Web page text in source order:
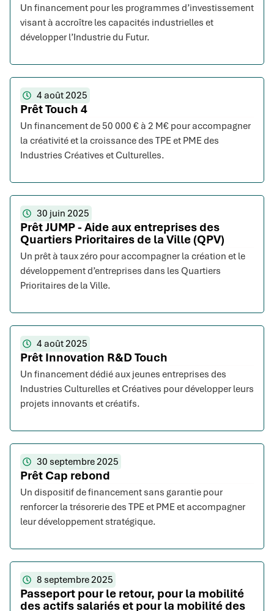
Un financement pour les programmes d’investissement
visant à accroître les capacités industrielles et
développer l’Industrie du Futur.
4 août 2025
Prêt Touch 4
Un financement de 50 000 € à 2 M€ pour accompagner
la créativité et la croissance des TPE et PME des
Industries Créatives et Culturelles.
30 juin 2025
Prêt JUMP - Aide aux entreprises des
Quartiers Prioritaires de la Ville (QPV)
Un prêt à taux zéro pour accompagner la création et le
développement d’entreprises dans les Quartiers
Prioritaires de la Ville.
4 août 2025
Prêt Innovation R&D Touch
Un financement dédié aux jeunes entreprises des
Industries Culturelles et Créatives pour développer leurs
projets innovants et créatifs.
30 septembre 2025
Prêt Cap rebond
Un dispositif de financement sans garantie pour
renforcer la trésorerie des TPE et PME et accompagner
leur développement stratégique.
8 septembre 2025
Passeport pour le retour, pour la mobilité
des actifs salariés et pour la mobilité des